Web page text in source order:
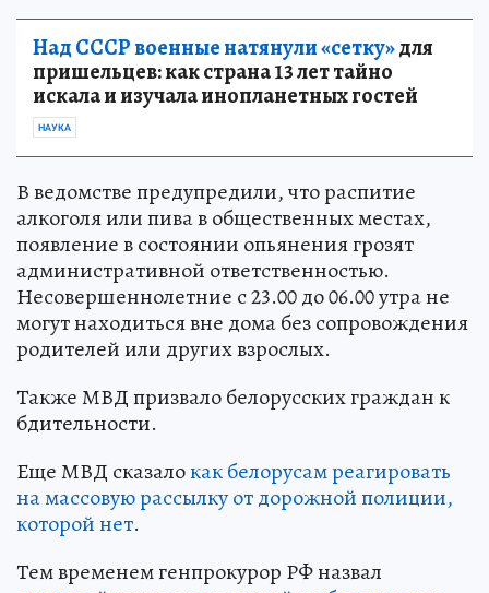
Над СССР военные натянули «сетку»для
пришельцев: как страна 13 лет тайно
искала и изучала инопланетных гостей
НАУКА
В ведомстве предупредили, что распитие
алкоголя или пива в общественных местах,
появление в состоянии опьянения грозят
административной ответственностью.
Несовершеннолетние с 23.00 до 06.00 утра не
могут находиться вне дома без сопровождения
родителей или других взрослых.
Также МВД призвало белорусских граждан к
бдительности.
Еще МВД сказалокак белорусам реагировать
на массовую рассылку от дорожной полиции,
которой нет.
Тем временем генпрокурор РФ назвал